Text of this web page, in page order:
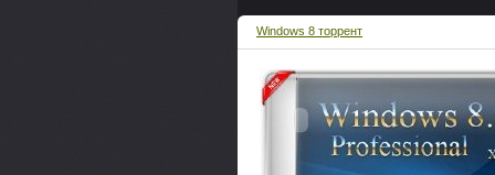
Windows 8 торрент